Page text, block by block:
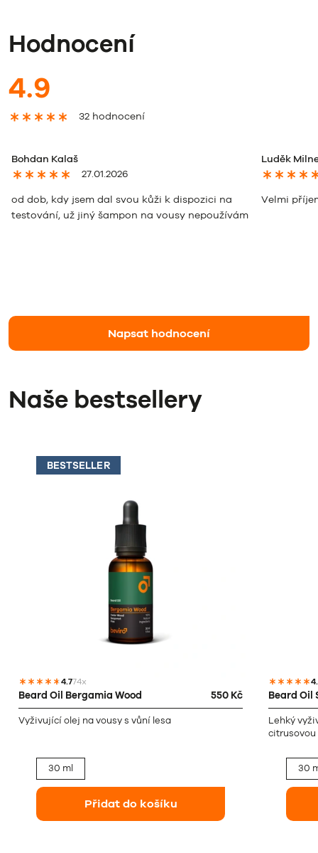
Hodnocení
4.9
32 hodnocení
Bohdan Kalaš
27.01.2026
od dob, kdy jsem dal svou kůži k dispozici na
testování, už jiný šampon na vousy nepoužívám
Luděk
Velmi
Napsat hodnocení
Naše bestsellery
BESTSELLER
4.774x
Beard Oil Bergamia Wood 550 Kč
Vyživující olej na vousy s vůní lesa
30 ml
Přidat do košíku
Beard Oil
Lehký
citrusovou
30